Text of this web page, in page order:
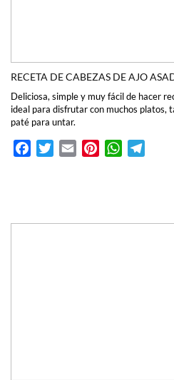
RECETA DE CABEZAS DE AJO
Deliciosa, simple y muy fácil de hacer
ideal para disfrutar con muchos platos,
paté para untar.
FacebookTwitterEmail PinterestWhatsApp